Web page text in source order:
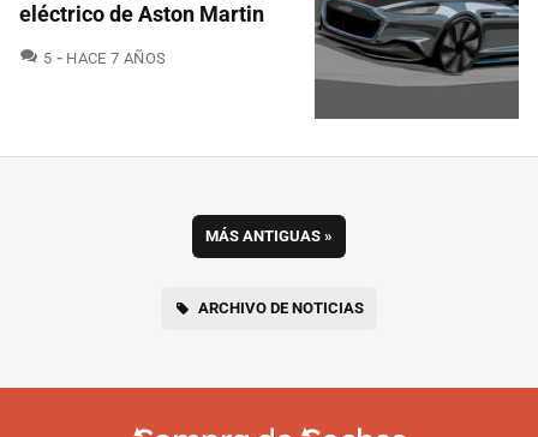
eléctrico de Aston Martin
5 COMENTARIOS
HACE 7 AÑOS
MÁS ANTIGUAS »
ARCHIVO DE NOTICIAS